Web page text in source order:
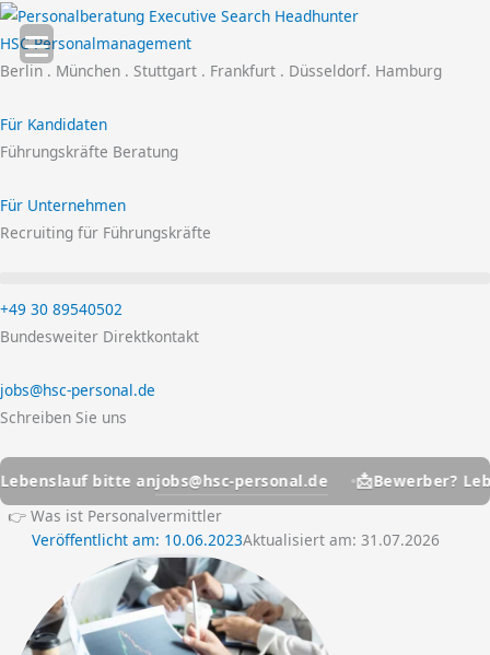
Zum
Inhalt
springen
HSC Personalmanagement
Berlin . München . Stuttgart . Frankfurt . Düsseldorf. Hamburg
Für Kandidaten
Führungskräfte Beratung
Für Unternehmen
Recruiting für Führungskräfte
+49 30 89540502
Bundesweiter Direktkontakt
jobs@hsc-personal.de
Schreiben Sie uns
bitte anjobs@hsc-personal.de 📩Bewerber?
👉 Was ist Personalvermittler
Veröffentlicht am: 10.06.2023Aktualisiert am: 31.07.2026